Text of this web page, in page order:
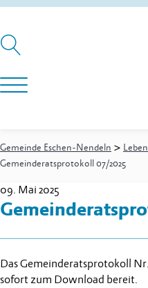
Gemeinde Eschen-Nendeln >
Gemeinderatsprotokoll 07/2025
09. Mai 2025
Das Gemeinderatsprotokoll
sofort zum Download bereit.